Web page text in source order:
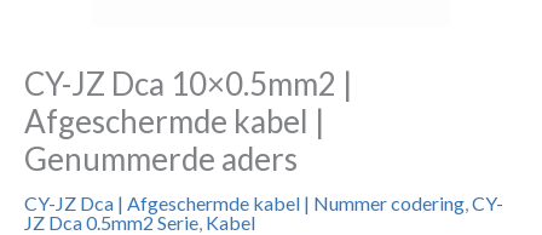
CY-JZ Dca 10×0.5mm2 |
Afgeschermde kabel |
Genummerde aders
CY-JZ Dca | Afgeschermde kabel | Nummer codering,CY-
JZ Dca 0.5mm2 Serie, Kabel